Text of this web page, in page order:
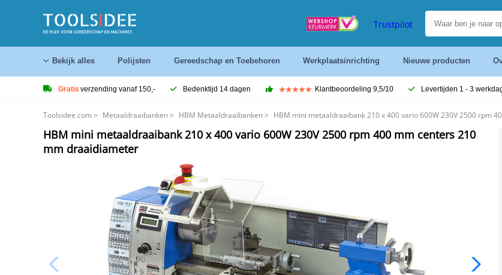
Trustpilot
Bekijk alles Polijsten Gereedschap en Toebehoren Werkplaatsinrichting Nieuwe producten
Gratis verzending vanaf 150,- Bedenktijd 14 dagen Klantbeoordeling 9,5/10 Levertijden 1 - 3
Toolsidee.com > Metaaldraaibanken> HBM Metaaldraaibanken> HBM mini metaaldraaibank 210 x 400 vario 600W 230V 2500 rpm
HBM mini metaaldraaibank 210 x 400 vario 600W 230V 2500 rpm 400 mm centers 210
mm draaidiameter